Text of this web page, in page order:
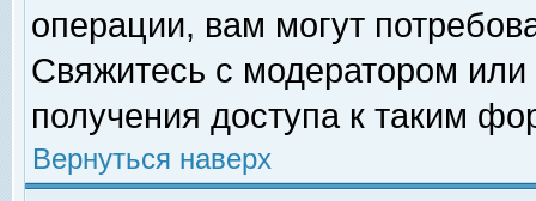
операции, вам могут
Свяжитесь с модератором
получения доступа к таким
Вернуться наверх